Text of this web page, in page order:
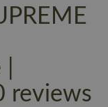
reviews